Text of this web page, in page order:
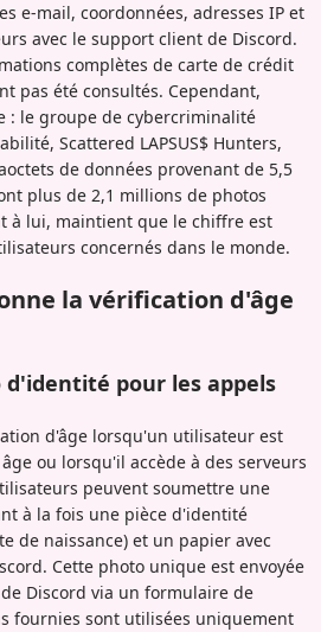
e-mail, coordonnées, adresses IP et
avec le support client de Discord.
complètes de carte de crédit
pas été consultés. Cependant,
: le groupe de cybercriminalité
Scattered LAPSUS$ Hunters,
de données provenant de 5,5
plus de 2,1 millions de photos
à lui, maintient que le chiffre est
concernés dans le monde.
la vérification d'âge
pour les appels
d'âge lorsqu'un utilisateur est
ou lorsqu'il accède à des serveurs
peuvent soumettre une
à la fois une pièce d'identité
de naissance) et un papier avec
Cette photo unique est envoyée
Discord via un formulaire de
fournies sont utilisées uniquement